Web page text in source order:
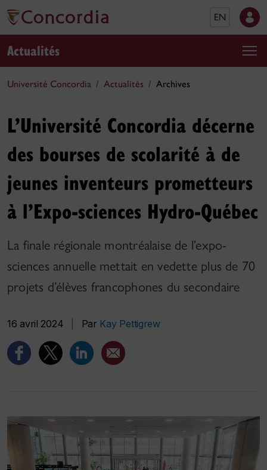
EN
Actualités
Université Concordia Actualités Archives
L’Université Concordia décerne
des bourses de scolarité à de
jeunes inventeurs prometteurs
à l’Expo-sciences Hydro-Québec
La finale régionale montréalaise de l’expo-
sciences annuelle mettait en vedette plus de 70
projets d’élèves francophones du secondaire
16 avril 2024 Par Kay Pettigrew